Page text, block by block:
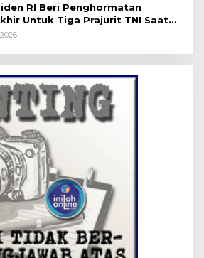
RI Beri Penghormatan
Untuk Tiga Prajurit TNI Saat
di Bandara Soekarno-